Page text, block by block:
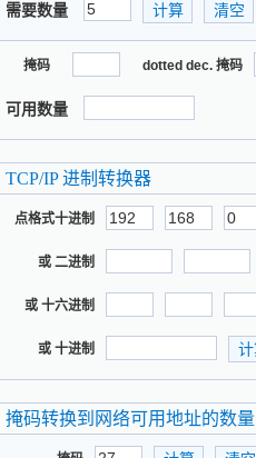
需要数量
掩码 dotted dec. 掩码
可用数量
TCP/IP 进制转换器
点格式十进制
或 二进制
或 十六进制
或 十进制
掩码转换到网络可用地址的数量